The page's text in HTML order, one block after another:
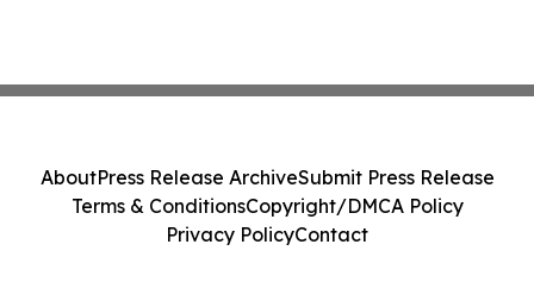
AboutPress Release ArchiveSubmit Press Release
Terms & ConditionsCopyright/DMCA Policy
Privacy PolicyContact